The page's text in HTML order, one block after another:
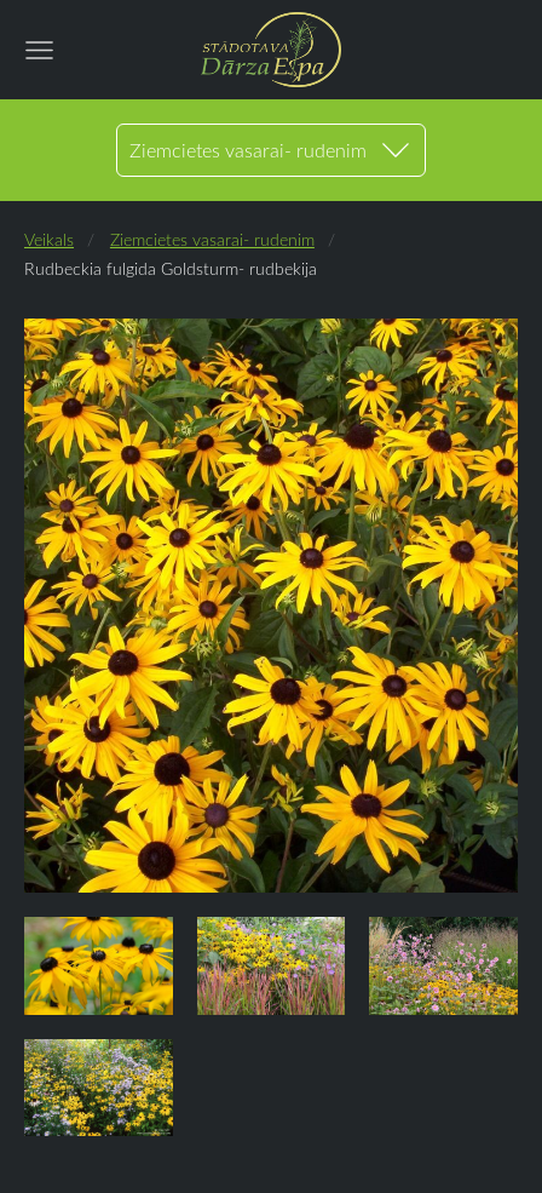
Ziemcietes vasarai- rudenim
Veikals
Ziemcietes vasarai- rudenim
Rudbeckia fulgida Goldsturm- rudbekija